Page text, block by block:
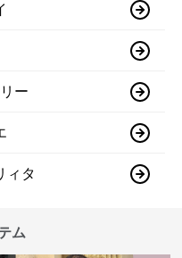
ー
ィタ
ム